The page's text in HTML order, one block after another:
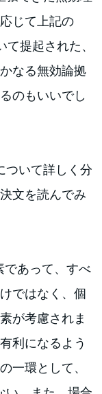
じて上記の
提起された、
なる無効論拠
のもいいでし
ついて詳しく分
文を読んでみ
であって、すべ
ではなく、個
が考慮されま
利になるよう
一環として、